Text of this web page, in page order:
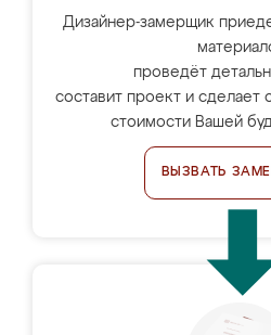
Дизайнер-замерщик
проведёт
составит проект и сделает
стоимости Вашей
ВЫЗВАТЬ